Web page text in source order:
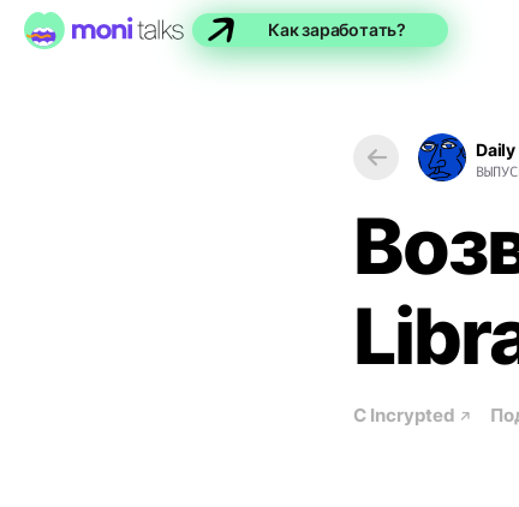
Как заработать?
С Incrypted